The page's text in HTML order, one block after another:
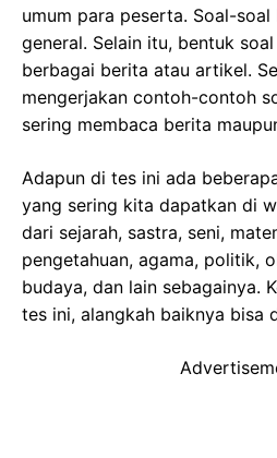
umum para peserta. Soal-
general. Selain itu, bentuk
berbagai berita atau artikel.
mengerjakan contoh-contoh
sering membaca berita
Adapun di tes ini ada
yang sering kita dapatkan di
dari sejarah, sastra, seni,
pengetahuan, agama, politik,
budaya, dan lain sebagainya.
tes ini, alangkah baiknya bisa